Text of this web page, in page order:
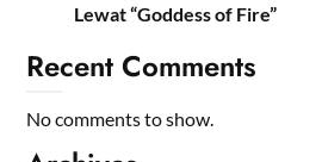
Lewat “Goddess of Fire”
Recent Comments
No comments to show.